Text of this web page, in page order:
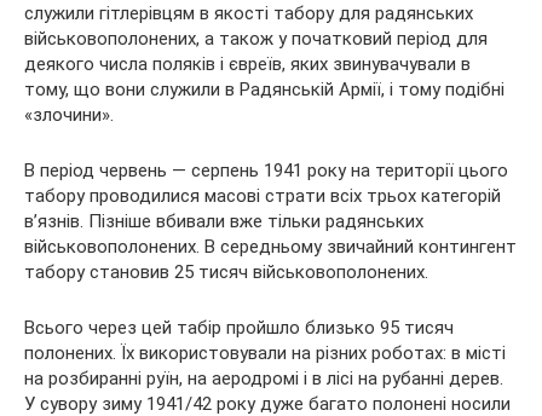
служили гітлерівцям в якості табору для радянських
військовополонених, а також упочатковий період для
деякого числа поляків і євреїв, яких звинувачували в
тому, що вони служили в Радянській Армії, і тому подібні
«злочини».
В період червень — серпень 1941 року на території цього
табору проводилися масові страти всіх трьох категорій
в’язнів. Пізніше вбивали вже тільки радянських
військовополонених. В середньому звичайний контингент
табору становив 25 тисяч військовополонених.
Всього через цей табір пройшло близько 95 тисяч
полонених. Їх використовували на різних роботах: в місті
на розбиранні руїн, на аеродромі і в лісі на рубанні дерев.
У сувору зиму 1941/42 року дуже багато полонені носили